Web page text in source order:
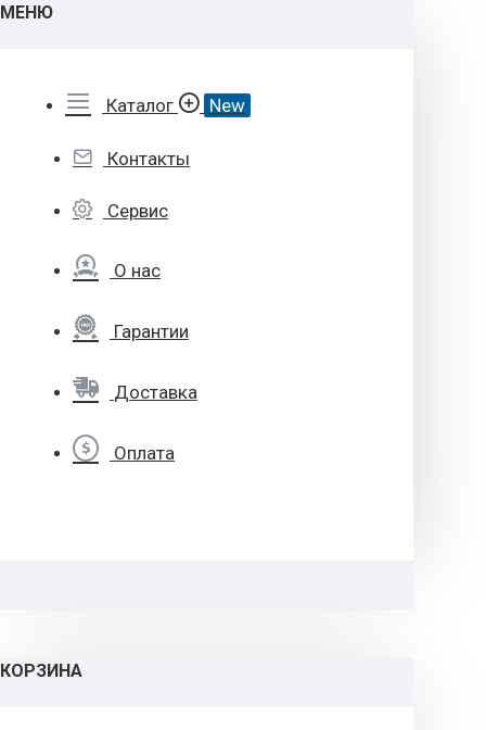
МЕНЮ
Каталог New
Контакты
Сервис
О нас
Гарантии
Доставка
Оплата
КОРЗИНА